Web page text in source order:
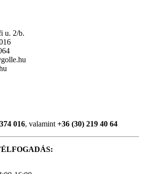
u. 2/b.
016, valamint +36 (30) 219 40 64